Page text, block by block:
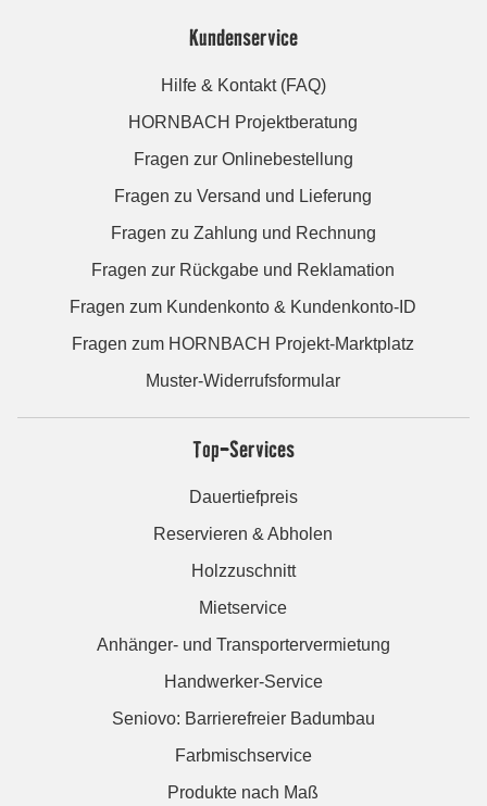
Kundenservice
Hilfe & Kontakt (FAQ)
HORNBACH Projektberatung
Fragen zur Onlinebestellung
Fragen zu Versand und Lieferung
Fragen zu Zahlung und Rechnung
Fragen zur Rückgabe und Reklamation
Fragen zum Kundenkonto & Kundenkonto-ID
Fragen zum HORNBACH Projekt-Marktplatz
Muster-Widerrufsformular
Top-Services
Dauertiefpreis
Reservieren & Abholen
Holzzuschnitt
Mietservice
Anhänger- und Transportervermietung
Handwerker-Service
Seniovo: Barrierefreier Badumbau
Farbmischservice
Produkte nach Maß